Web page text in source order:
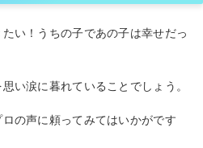
い！うちの子であの子は幸せだっ
い涙に暮れていることでしょう。
の声に頼ってみてはいかがです